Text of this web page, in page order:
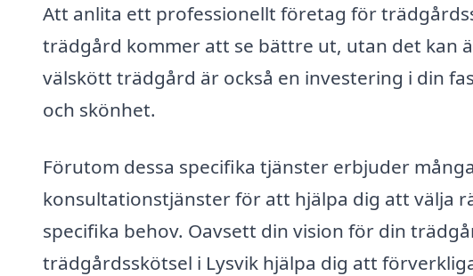
Att anlita ett professionellt företag för
trädgård kommer att se bättre ut, utan det kan
välskött trädgård är också en investering i din
och skönhet.
Förutom dessa specifika tjänster erbjuder
konsultationstjänster för att hjälpa dig att välja
specifika behov. Oavsett din vision för din
trädgårdsskötsel i Lysvik hjälpa dig att